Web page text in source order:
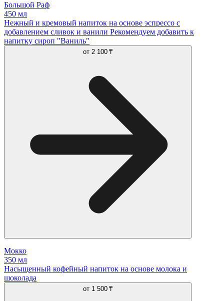
Большой Раф
450 мл
Нежный и кремовый напиток на основе эспрессо с
добавлением сливок и ванили Рекомендуем добавить к
напитку сироп "Ваниль"
от 2 100 ₸
Мокко
350 мл
Насыщенный кофейный напиток на основе молока и
шоколада
от 1 500 ₸